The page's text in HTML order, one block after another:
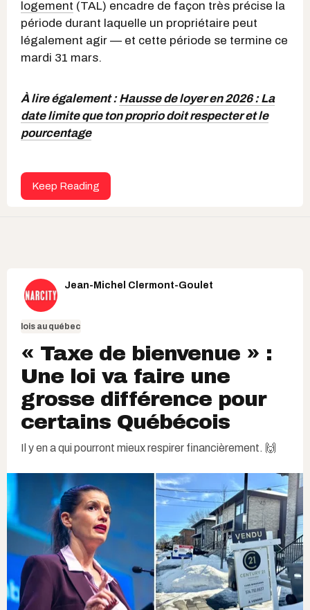
logement (TAL) encadre de façon très précise la
période durant laquelle un propriétaire peut
légalement agir — et cette période se termine ce
mardi 31 mars.
À lire également :Hausse de loyer en 2026 : La
date limite que ton proprio doit respecter et le
pourcentage
Keep Reading
Jean-Michel Clermont-Goulet
lois au québec
« Taxe de bienvenue » :
Une loi va faire une
grosse différence pour
certains Québécois
Il y en a qui pourront mieux respirer financièrement. 🙌